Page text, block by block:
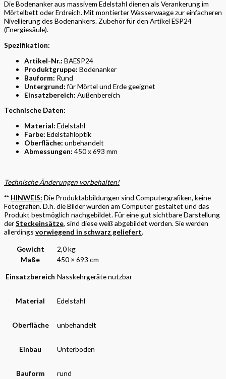
Die Bodenanker aus massivem Edelstahl dienen als Verankerung im
Mörtelbett oder Erdreich. Mit montierter Wasserwaage zur einfacheren
Nivellierung des Bodenankers. Zubehör für den Artikel ESP24
(Energiesäule).
Spezifikation:
Artikel-Nr.: BAESP24
Produktgruppe: Bodenanker
Bauform: Rund
Untergrund:für Mörtel und Erde geeignet
Einsatzbereich: Außenbereich
Technische Daten:
Material: Edelstahl
Farbe: Edelstahloptik
Oberfläche: unbehandelt
Abmessungen: 450 x 693 mm
Technische Änderungen vorbehalten!
** HINWEIS: Die Produktabbildungen sind Computergrafiken, keine
Fotografien. D.h. die Bilder wurden am Computer gestaltet und das
Produkt bestmöglich nachgebildet. Für eine gut sichtbare Darstellung
derSteckeinsätze, sind diese weiß abgebildet worden. Sie werden
allerdings vorwiegend in schwarz geliefert.
Gewicht
2,0 kg
Maße
450 × 693 cm
Einsatzbereich Nasskehrgeräte nutzbar
Material Edelstahl
Oberfläche unbehandelt
Einbau Unterboden
Bauform rund